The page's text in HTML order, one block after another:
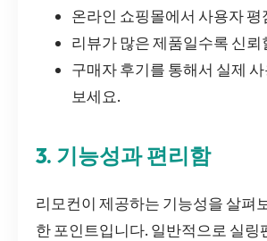
온라인 쇼핑몰에서 사용자 평
리뷰가 많은 제품일수록 신뢰
구매자 후기를 통해서 실제
보세요.
3. 기능성과 편리함
리모컨이 제공하는 기능성을 살펴
한 포인트입니다. 일반적으로 실링